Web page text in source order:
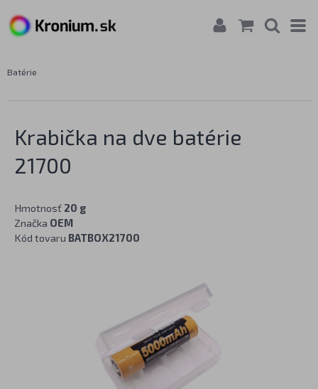
Batérie
Krabička na dve batérie
21700
Hmotnosť 20 g
Značka OEM
Kód tovaru BATBOX21700